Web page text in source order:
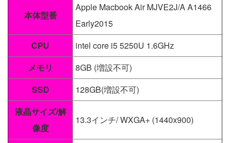
本体型番
Apple Macbook Air MJVE2J/A A1466
Early2015
CPU
intel core i5 5250U 1.6GHz
メモリ
8GB (増設不可)
SSD
128GB(増設不可)
液晶サイズ/解
像度
13.3インチ/ WXGA+ (1440x900)